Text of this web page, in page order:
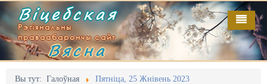
Віцебская
Рэгіянальны
праваабарончы сайт
Вясна
Вы тут: Галоўная Пятніца, 25 Жнівень 2023
Галоўная
Адміністрацыйны перасьлед
Выданьні